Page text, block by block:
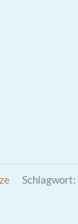
Schlagwort: